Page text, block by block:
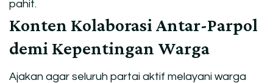
pahit.
Konten Kolaborasi Antar-Parpol
demi Kepentingan Warga
Ajakan agar seluruh partai aktif melayani warga